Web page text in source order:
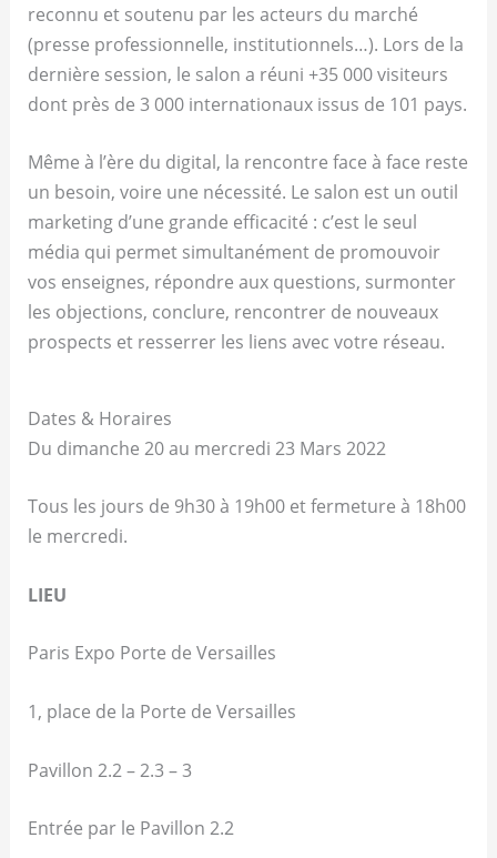
reconnu et soutenu par les acteurs du marché
(presse professionnelle, institutionnels…). Lors de la
dernière session, le salon a réuni +35 000 visiteurs
dont près de 3 000 internationaux issus de 101 pays.
Même à l’ère du digital, la rencontre face à face reste
un besoin, voire une nécessité. Le salon est un outil
marketing d’une grande efficacité : c’est le seul
média qui permet simultanément de promouvoir
vos enseignes, répondre aux questions, surmonter
les objections, conclure, rencontrer de nouveaux
prospects et resserrer les liens avec votre réseau.
Dates & Horaires
Du dimanche 20 au mercredi 23 Mars 2022
Tous les jours de 9h30 à 19h00 et fermeture à 18h00
le mercredi.
LIEU
Paris Expo Porte de Versailles
1, place de la Porte de Versailles
Pavillon 2.2 – 2.3 – 3
Entrée par le Pavillon 2.2